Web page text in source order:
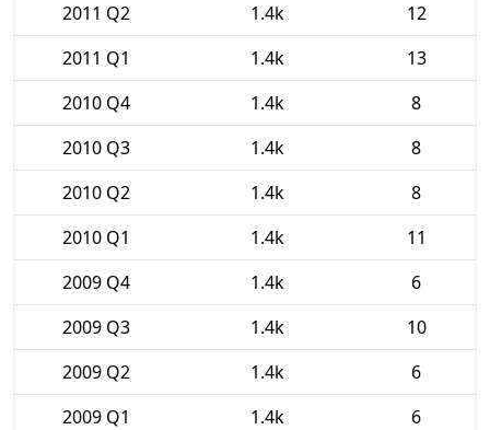
2011 Q2
1.4k
12
2011 Q1
1.4k
13
2010 Q4
1.4k
8
2010 Q3
1.4k
8
2010 Q2
1.4k
8
2010 Q1
1.4k
11
2009 Q4
1.4k
6
2009 Q3
1.4k
10
2009 Q2
1.4k
6
2009 Q1
1.4k
6